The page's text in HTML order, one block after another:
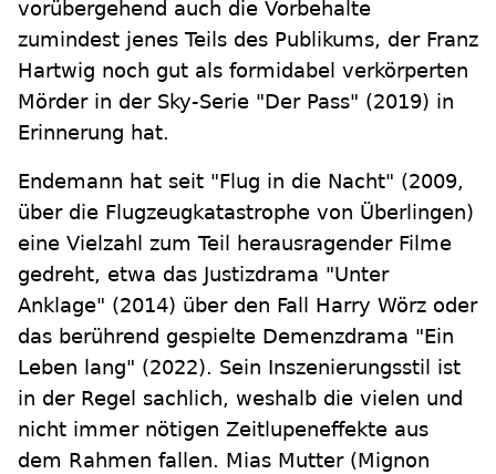
vorübergehend auch die Vorbehalte
zumindest jenes Teils des Publikums, der Franz
Hartwig noch gut als formidabel verkörperten
Mörder in der Sky-Serie "Der Pass" (2019) in
Erinnerung hat.
Endemann hat seit "Flug in die Nacht" (2009,
über die Flugzeugkatastrophe von Überlingen)
eine Vielzahl zum Teil herausragender Filme
gedreht, etwa das Justizdrama "Unter
Anklage" (2014) über den Fall Harry Wörz oder
das berührend gespielte Demenzdrama "Ein
Leben lang" (2022). Sein Inszenierungsstil ist
in der Regel sachlich, weshalb die vielen und
nicht immer nötigen Zeitlupeneffekte aus
dem Rahmen fallen. Mias Mutter (Mignon